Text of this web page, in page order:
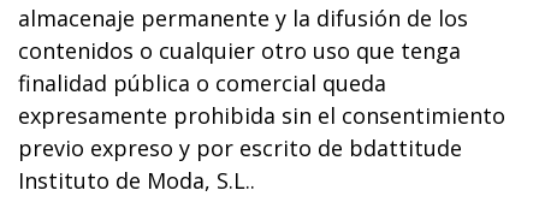
almacenaje permanente y la difusión de los
contenidos o cualquier otro uso que tenga
finalidad pública o comercial queda
expresamente prohibida sin el consentimiento
previo expreso y por escrito de bdattitude
Instituto de Moda, S.L..